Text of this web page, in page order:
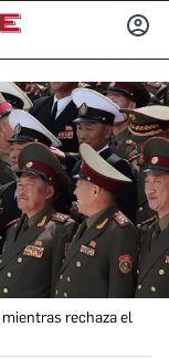
rechaza el